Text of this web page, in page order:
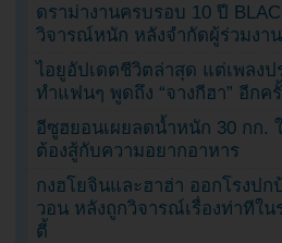
ดราม่างานครบรอบ 10 ปี
วิจารณ์หนัก หลังจำกัดผู้ร่วมงา
ไอยูอัปเดตชีวิตล่าสุด แต่เพลง
ทำแฟนๆ พูดถึง “จางกีฮา” อีกค
อีซูฮยอนเผยลดน้ำหนัก 30 กก.
ต้องสู้กับความอยากอาหาร
กงฮโยจินและฮาฮ่า ออกโรงปก
วอน หลังถูกวิจารณ์เรื่องท่าทีใน
ตี้